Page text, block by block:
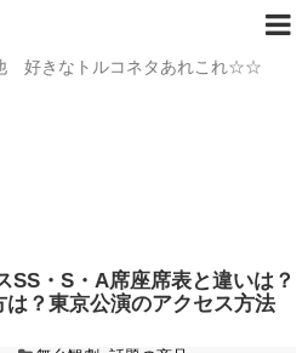
好きなトルコネタあれこれ☆☆
SS・S・A席座席表と違いは？
は？東京公演のアクセス方法